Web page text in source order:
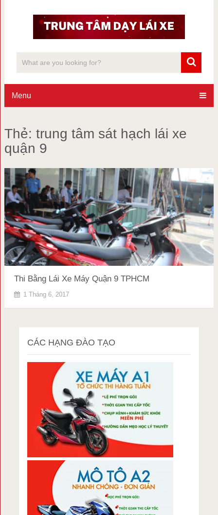
Menu
Thẻ: trung tâm sát hạch lái xe
quận 9
Thi Bằng Lái Xe Máy Quận 9 TPHCM
1 Tháng 6, 2017
CÁC HẠNG ĐÀO TẠO